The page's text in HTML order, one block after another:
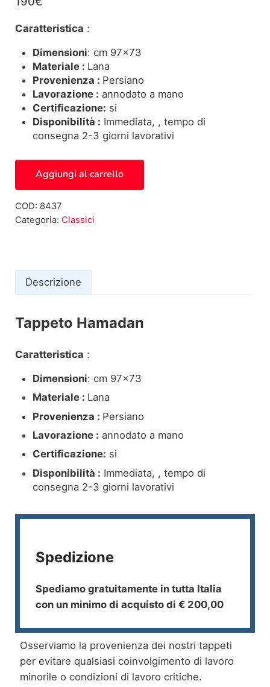
Caratteristica :
Dimensioni: cm 97×73
Materiale : Lana
Provenienza : Persiano
Lavorazione : annodato a mano
Certificazione: si
Disponibilità : Immediata, , tempo di
consegna 2-3 giorni lavorativi
Aggiungi al carrello
COD: 8437
Categoria: Classici
Descrizione
Descrizione
Tappeto Hamadan
Caratteristica :
Dimensioni: cm 97×73
Materiale : Lana
Provenienza : Persiano
Lavorazione : annodato a mano
Certificazione: si
Disponibilità : Immediata, , tempo di
consegna 2-3 giorni lavorativi
Spedizione
Spediamo gratuitamente in tutta Italia
con un minimo di acquisto di € 200,00
Osserviamo la provenienza dei nostri tappeti
per evitare qualsiasi coinvolgimento di lavoro
minorile o condizioni di lavoro critiche.